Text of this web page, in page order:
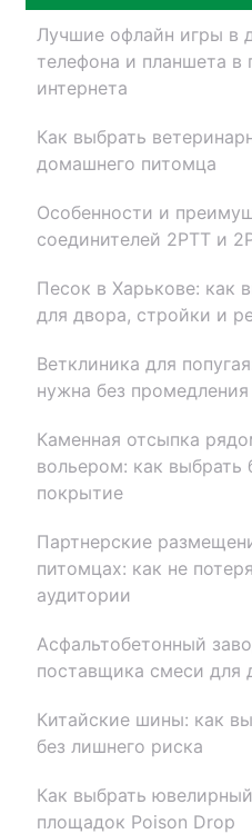
Лучшие офлайн игры в
телефона и планшета в
интернета
Как выбрать
домашнего питомца
Особенности и
соединителей 2РТТ и
Песок в Харькове: как
для двора, стройки и
Ветклиника для
нужна без промедления
Каменная отсыпка
вольером: как выбрать
покрытие
Партнерские
питомцах: как не
аудитории
Асфальтобетонный
поставщика смеси для
Китайские шины: как
без лишнего риска
Как выбрать
площадок Poison Drop